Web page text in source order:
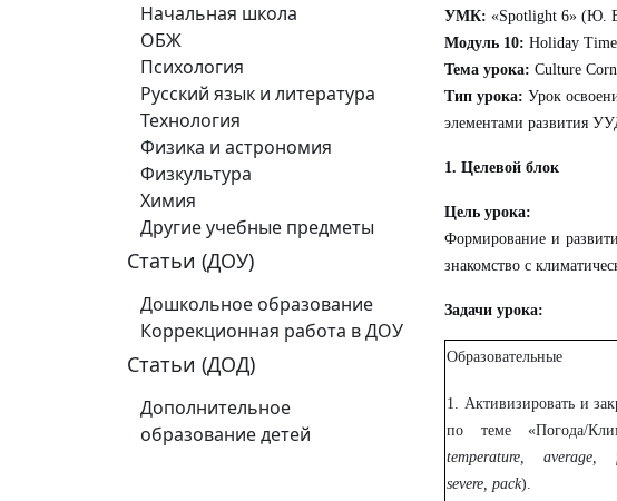
Начальная школа
ОБЖ
Психология
Русский язык и литература
Технология
Физика и астрономия
Физкультура
Химия
Другие учебные предметы
Статьи (ДОУ)
Дошкольное образование
Коррекционная работа в ДОУ
Статьи (ДОД)
Дополнительное
образование детей
УМК: «Spotlight 6» (Ю.
Модуль 10: Holiday
Тема урока: Culture
Тип урока: Урок
элементами развития
1. Целевой блок
Цель урока:
Формирование и
знакомство с
Задачи урока:
Образовательные
1. Активизировать и
по теме «Погода/
temperature, average,
severe, pack).